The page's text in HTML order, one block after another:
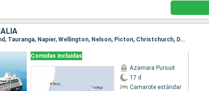
Itinerario : Auckland, Bay of Island, Tauranga, Napier, Wellington, Nelson, Picton, Christchurch, Dunedin, Milford sound, Hobart, Eden, Sidney
Comidas incluidas
Azamara Pursuit
17 d
Camarote estándar